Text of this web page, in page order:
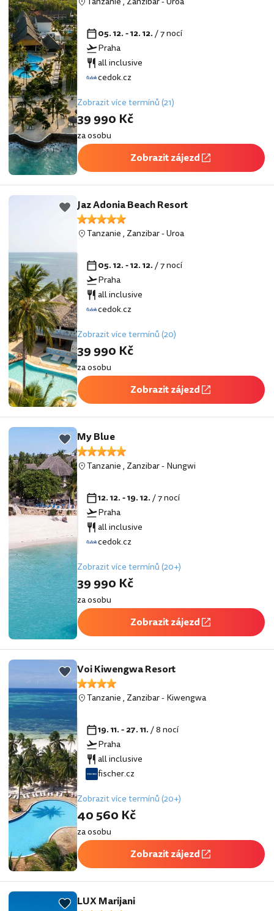
05. 12. - 12. 12./ 7 nocí
Praha
all inclusive
cedok.cz
Zobrazit více termínů (21)
39 990 Kč
za osobu
Zobrazit zájezd
Jaz Adonia Beach Resort
Tanzanie, Zanzibar-Uroa
05. 12. - 12. 12./ 7 nocí
Praha
all inclusive
cedok.cz
Zobrazit více termínů (20)
39 990 Kč
za osobu
Zobrazit zájezd
My Blue
Tanzanie, Zanzibar-Nungwi
12. 12. - 19. 12./ 7 nocí
Praha
all inclusive
cedok.cz
Zobrazit více termínů (20+)
39 990 Kč
za osobu
Zobrazit zájezd
Voi Kiwengwa Resort
Tanzanie, Zanzibar-Kiwengwa
19. 11. - 27. 11./ 8 nocí
Praha
all inclusive
fischer.cz
Zobrazit více termínů (20+)
40 560 Kč
za osobu
Zobrazit zájezd
LUX Marijani